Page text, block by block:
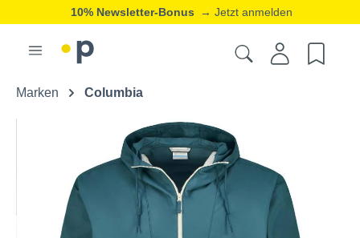
10% Newsletter-Bonus → Jetzt anmelden
Marken Columbia